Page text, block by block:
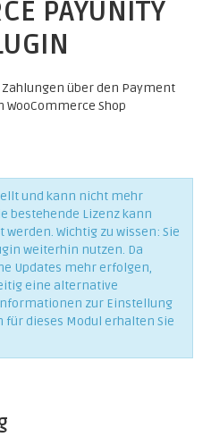
PAYUNITY
über den Payment
Shop
und kann nicht mehr
bestehende Lizenz kann
Wichtig zu wissen: Sie
weiterhin nutzen. Da
Updates mehr erfolgen,
eine alternative
zur Einstellung
dieses Modul erhalten Sie